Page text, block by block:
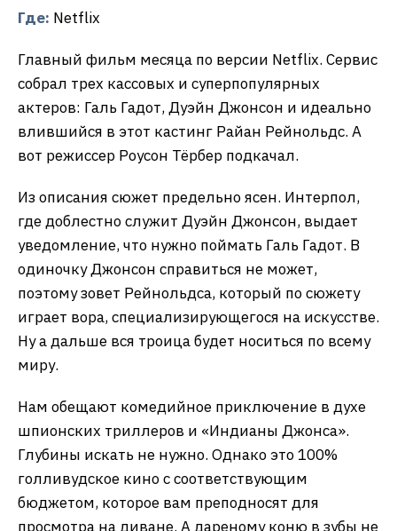
Где: Netflix
Главный фильм месяца по версии Netflix. Сервис
собрал трех кассовых и суперпопулярных
актеров: Галь Гадот, Дуэйн Джонсон и идеально
влившийся в этот кастинг Райан Рейнольдс. А
вот режиссер Роусон Тёрбер подкачал.
Из описания сюжет предельно ясен. Интерпол,
где доблестно служит Дуэйн Джонсон, выдает
уведомление, что нужно поймать Галь Гадот. В
одиночку Джонсон справиться не может,
поэтому зовет Рейнольдса, который по сюжету
играет вора, специализирующегося на искусстве.
Ну а дальше вся троица будет носиться по всему
миру.
Нам обещают комедийное приключение в духе
шпионских триллеров и «Индианы Джонса».
Глубины искать не нужно. Однако это 100%
голливудское кино с соответствующим
бюджетом, которое вам преподносят для
просмотра на диване. А дареному коню в зубы не